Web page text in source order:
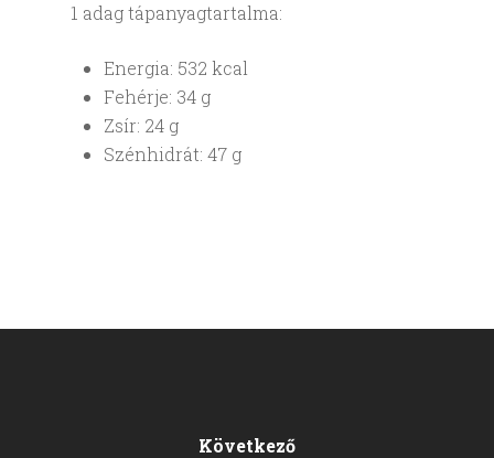
1 adag tápanyagtartalma:
Energia: 532 kcal
Fehérje: 34 g
Zsír: 24 g
Szénhidrát: 47 g
Következő